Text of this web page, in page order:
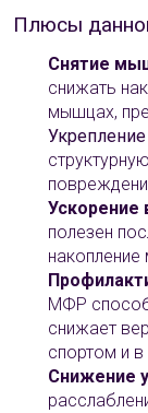
Плюсы
Снятие
снижать
мышцах,
Ускорение
полезен
МФР
снижает
спортом и
Снижение